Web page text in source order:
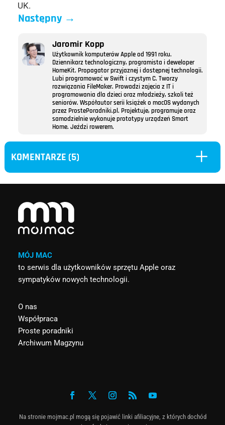
UK.
Następny→
Jaromir Kopp
Użytkownik komputerów Apple od 1991 roku.
Dziennikarz technologiczny, programista i deweloper
HomeKit. Propagator przyjaznej i dostępnej technologii.
Lubi programować w Swift i czystym C. Tworzy
rozwiązania FileMaker. Prowadzi zajęcia z IT i
programowania dla dzieci oraz młodzieży, szkoli też
seniorów. Współautor serii książek o macOS wydanych
przez ProstePoradniki.pl. Projektuje, programuje oraz
samodzielnie wykonuje prototypy urządzeń Smart
Home. Jeździ rowerem.
KOMENTARZE (5) L
MÓJ MAC
to serwis dla użytkowników sprzętu Apple oraz
sympatyków nowych technologii.
O nas
Współpraca
Proste poradniki
Archiwum Magzynu
Na stronie mojmac.pl mogą się pojawić linki afiliacyjne, z których dochód